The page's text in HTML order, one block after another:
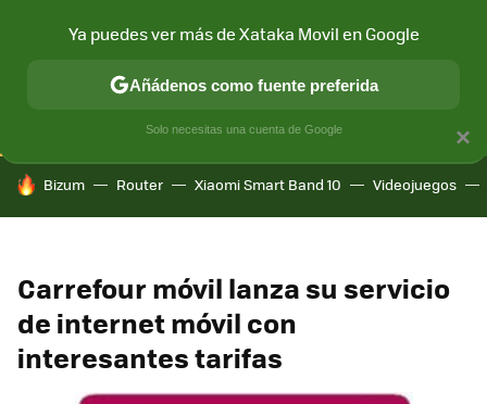
CONECTIVIDAD MÓVIL Y SOCIEDAD APLICACIONES
HOY SE HABLA DE
Bizum Router Xiaomi Smart Band 10 Videojuegos
Carrefour móvil lanza su servicio
de internet móvil con
interesantes tarifas
×
Ya puedes ver más de Xataka Movil en Google
Añádenos como fuente preferida
Solo necesitas una cuenta de Google